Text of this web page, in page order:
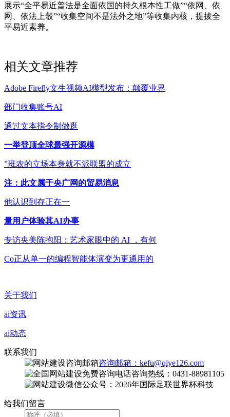
展示“全平易近普法是全面依国的持久根本性工做”“依网、依
网、依法上彀”“收集空间不是法外之地”等收集内核，提拔全
平易近素养。
相关文章推荐
Adobe Firefly文生视频AI模型发布：颠覆业界
部门收集账号AI
通过文本指令制做逛
一举登顶全球最强开源模
”班农的立场本身就不派联盟的成立
注：此文属于央广网的贸易消息
他认识到存正在一
量用户体验其AI办事
专访央美陈抱阳：艺术家眼中的 AI ，有何
Co正从单一的编程智能体演变为更通用的
关于我们
ai资讯
ai动态
联系我们
咨询邮箱：kefu@qiye126.com
咨询热线：0431-88981105
微信公众号：2026年国际足联世界杯科技
给我们留言